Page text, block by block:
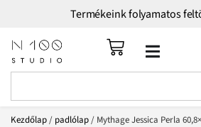
Termékeink folyamatos
Kezdőlap/ padlólap/ Mythage Jessica Perla